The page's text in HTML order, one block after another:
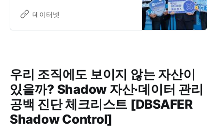
(Myserver International)과 전략적
러스트 시장 공략에 나선다고 8일 밝
차세대 보안 솔루션에 대한 수요가 매
우 높다는 점에서 대만 시장 공략에
나섰다. 또한 대만에서도 원격근무와
하이브리드 업무 환경 확산으로 지속
인증과 내부자 위협 대응 수요가 커지
면서, 사용자 행위
데이터넷
우리 조직에도 보이지 않는 자산이
있을까? Shadow 자산·데이터 관리
공백 진단 체크리스트 [DBSAFER
Shadow Control]